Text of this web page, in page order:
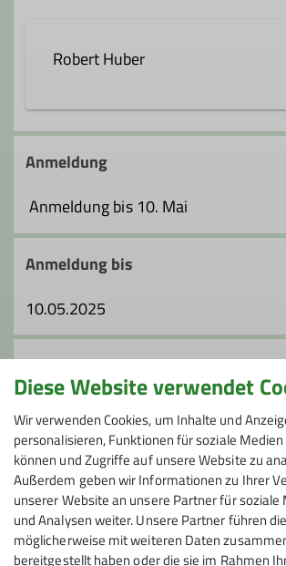
Robert Huber
robert.huber@dav-fn.de
Qualifikationen
Ämter
Tourenleiter*in
Anmeldung
Anmeldung bis 10. Mai
Anmeldung bis
10.05.2025
Preis
Kosten: OrgB: 10 €; Fahrt 45 € je PKW
Maximale Teilnehmeranzahl
2
Diese Website verwendet
Wir verwenden Cookies, um Inhalte und
personalisieren, Funktionen für soziale
können und Zugriffe auf unsere Website zu
Außerdem geben wir Informationen zu Ihrer
unserer Website an unsere Partner für soziale
und Analysen weiter. Unsere Partner führen
möglicherweise mit weiteren Daten
bereitgestellt haben oder die sie im Rahmen